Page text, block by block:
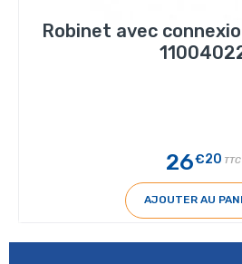
Robinet avec
26€20 TTC
AJOUTER AU